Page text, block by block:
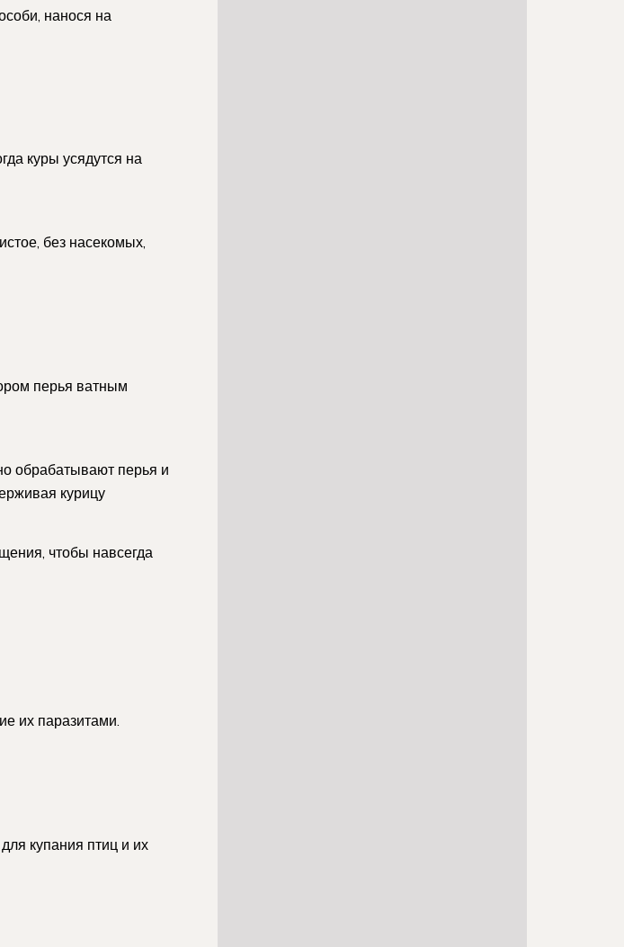
нанося на
куры усядутся на
без насекомых,
перья ватным
обрабатывают перья и
курицу
чтобы навсегда
их паразитами.
купания птиц и их